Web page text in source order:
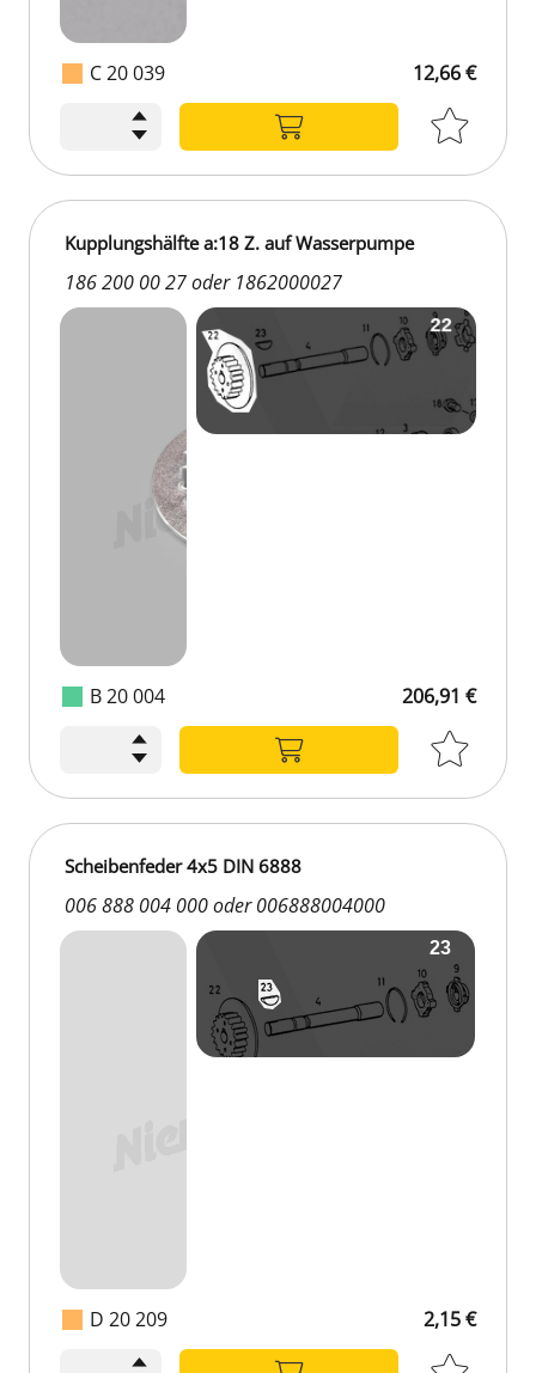
C 20 039 12,66 €
B 20 004
Kupplungshälfte a:18 Z. auf Wasserpumpe
186 200 00 27 oder 1862000027
206,91 €
D 20 209
Scheibenfeder 4x5 DIN 6888
006 888 004 000 oder 006888004000
2,15 €